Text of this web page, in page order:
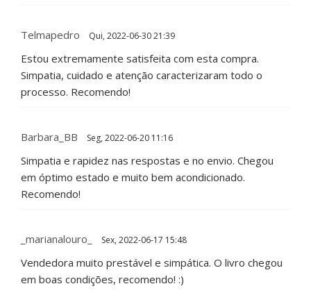
Telmapedro Qui, 2022-06-30 21:39
Estou extremamente satisfeita com esta compra.
Simpatia, cuidado e atenção caracterizaram todo o
processo. Recomendo!
Barbara_BB Seg, 2022-06-20 11:16
Simpatia e rapidez nas respostas e no envio. Chegou
em óptimo estado e muito bem acondicionado.
Recomendo!
_marianalouro_ Sex, 2022-06-17 15:48
Vendedora muito prestável e simpática. O livro chegou
em boas condições, recomendo! :)